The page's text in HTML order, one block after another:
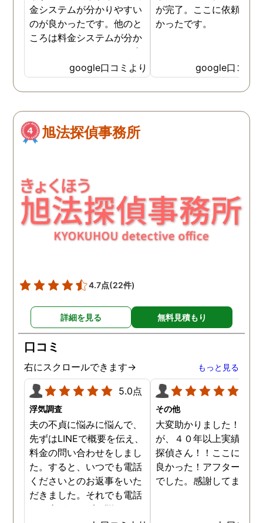
金システムが分かりやすい
のが良かったです。他のと
ころは料金システムが分か
りづらくて、どれだけお金
がかかるか分からず不安だ
ったので、こちらで安心し
ました。 ありがとうござい
google口コミより
が完了。ここに依頼して
かったです。
google口コミ
旭法探偵事務所
4.7点(22件)
詳細を見る 無料見積もり
口コミ
右にスクロールできます→ もっと見る
5.0点
浮気調査
夫の不貞に悩みに悩んで、
先ずはLINEで概要を伝え、
料金の問い合わせをしまし
た。すると、いつでも電話
くださいとのお返事をいた
だきました。それでも電話
する事ができずに悩んでい
その他
大変助かりました！！さ
が、４０年以上実績のあ
探偵さん！！ここに頼ん
良かった！アフターも完
でした。感謝してます。